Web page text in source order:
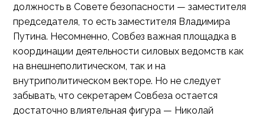
должность в Совете безопасности — заместителя
председателя, то есть заместителя Владимира
Путина. Несомненно, Совбез важная площадка в
координации деятельности силовых ведомств как
на внешнеполитическом, так и на
внутриполитическом векторе. Но не следует
забывать, что секретарем Совбеза остается
достаточно влиятельная фигура — Николай